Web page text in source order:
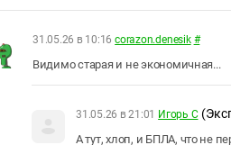
31.05.26 в 10:16 corazon.denesik #
Видимо старая и не экономичная...
31.05.26 в 21:01 Игорь С
А тут, хлоп, и БПЛА, что не